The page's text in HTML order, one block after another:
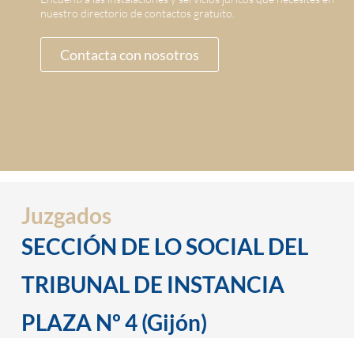
nuestro directorio de contactos gratuito.
Contacta con nosotros
Juzgados
SECCIÓN DE LO SOCIAL DEL
TRIBUNAL DE INSTANCIA
PLAZA Nº 4 (Gijón)